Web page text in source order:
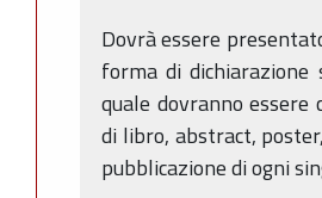
Dovrà essere
forma di
quale dovranno
di libro, abstract,
pubblicazione di ogni